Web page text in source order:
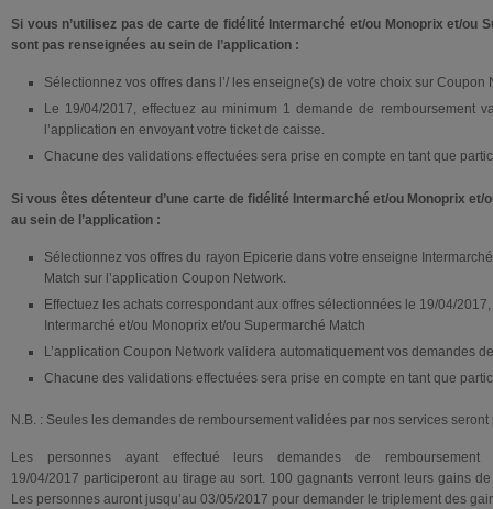
Si vous n’utilisez pas de carte de fidélité Intermarché et/ou Monoprix et/ou
sont pas renseignées au sein de l’application :
Sélectionnez vos offres dans l’/ les enseigne(s) de votre choix sur Coupon
Le 19/04/2017, effectuez au minimum 1 demande de remboursement
l’application en envoyant votre ticket de caisse.
Chacune des validations effectuées sera prise en compte en tant que
Si vous êtes détenteur d’une carte de fidélité Intermarché et/ou Monoprix
au sein de l’application :
Sélectionnez vos offres du rayon Epicerie dans votre enseigne
Match sur l’application Coupon Network.
Effectuez les achats correspondant aux offres sélectionnées le 19/04/
Intermarché et/ou Monoprix et/ou Supermarché Match
L’application Coupon Network validera automatiquement vos demandes
Chacune des validations effectuées sera prise en compte en tant que
N.B. : Seules les demandes de remboursement validées par nos services
Les personnes ayant effectué leurs demandes de
19/04/2017 participeront au tirage au sort. 100 gagnants verront leurs gains
Les personnes auront jusqu’au 03/05/2017 pour demander le triplement des